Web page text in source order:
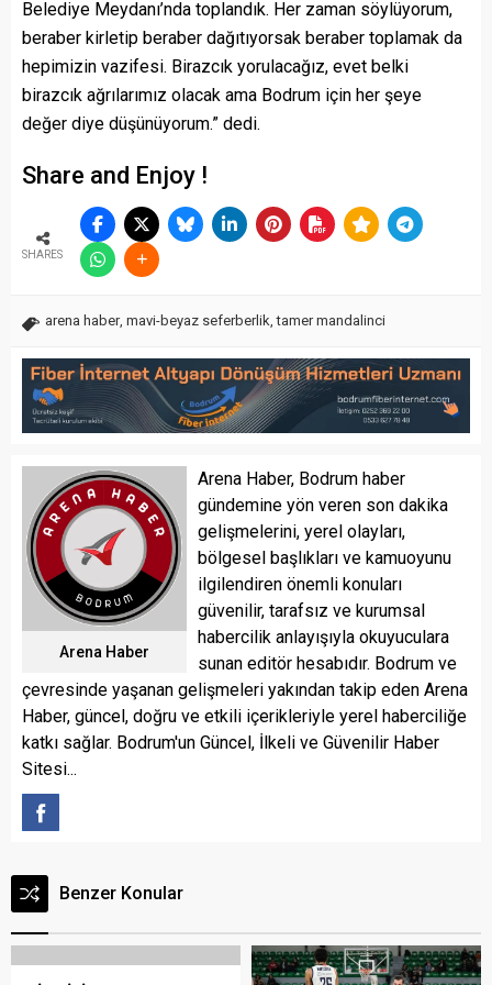
Belediye Meydanı’nda toplandık. Her zaman söylüyorum,
beraber kirletip beraber dağıtıyorsak beraber toplamak da
hepimizin vazifesi. Birazcık yorulacağız, evet belki
birazcık ağrılarımız olacak ama Bodrum için her şeye
değer diye düşünüyorum.” dedi.
Share and Enjoy !
SHARES
arena haber, mavi-beyaz seferberlik,tamer mandalinci
Arena Haber
Arena Haber, Bodrum haber
gündemine yön veren son dakika
gelişmelerini, yerel olayları,
bölgesel başlıkları ve kamuoyunu
ilgilendiren önemli konuları
güvenilir, tarafsız ve kurumsal
habercilik anlayışıyla okuyuculara
sunan editör hesabıdır. Bodrum ve
çevresinde yaşanan gelişmeleri yakından takip eden Arena
Haber, güncel, doğru ve etkili içerikleriyle yerel haberciliğe
katkı sağlar. Bodrum'un Güncel, İlkeli ve Güvenilir Haber
Sitesi...
Benzer Konular